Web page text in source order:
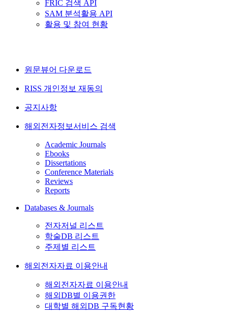
FRIC 검색 API
SAM 분석활용 API
활용 및 참여 현황
원문뷰어 다운로드
RISS 개인정보 재동의
공지사항
해외전자정보서비스 검색
Academic Journals
Ebooks
Dissertations
Conference Materials
Reviews
Reports
Databases & Journals
전자저널 리스트
학술DB 리스트
주제별 리스트
해외전자자료 이용안내
해외전자자료 이용안내
해외DB별 이용권한
대학별 해외DB 구독현황